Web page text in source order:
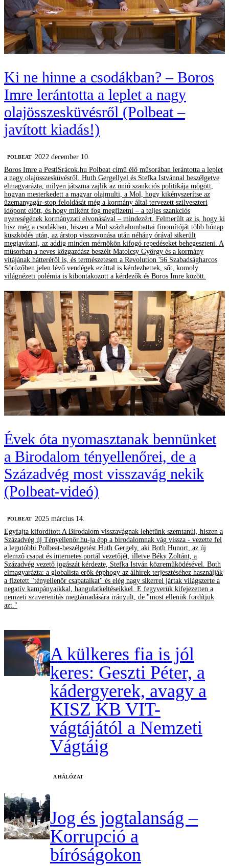
Ki ne hinne a csodákban? – Boros
Imre lerántotta a leplet a nagy
olajösszesküvésről (Polbeat –
javított kiadás!)
‎POLBEAT 2022 december 10.
Boros Imre a PestiSrácok.hu Polbeat című élő műsorában lerántotta a leplet
a nagy olajösszesküvésről. Huth Gergellyel és Stefka Istvánnal beszélgetve
elmagyarázta, milyen játszma zajlik az unió szankciós politikája mögött,
hogyan mesterkedett a magyar olajmulti, a Mol, hogy kikényszerítse az
üzemanyagár-stop feloldását még a kormány által tervezett szilveszteri
időpont előtt, és hogy miként fog megfizetni – a teljes szankciós
nyereségének kormányzati elvonásával – mindezért. Felmerült az is, hogy ki
hisz még a csodákban, hiszen a Mol százhalombattai finomítóját több hónap
küszködés után, az árstop visszavonása után néhány órával sikerült
megjavítani, az addig minden mérnökön kifogó repedéseket behegeszteni. A
műsorban a neves közgazdász beszélt Matolcsy György és a kormány
vitájának hátteréről is, és természetesen a Revolution '56 Szabadságharcos
Sörözőben jelen lévő vendégek ezúttal is kérdezhettek, sőt, komoly
világnézeti polémia is kibontakozott a kérdezők és Boros Imre között.
Évek óta nyomasztanak bennünket
a Birodalom tényellenőrei, de a
Századvég most visszavág nekik
(Polbeat-videó)
‎POLBEAT
2025 március 14.
Egyfajta kifordított A Birodalom visszavágnak lehetünk szemtanúi, hiszen a
Századvég új Tényellenőr.hu-ja épp a birodalomnak vág vissza - vezette fel
a legutóbbi Polbeat-beszélgetést Huth Gergely, aki Both Hunort, az új
elemző csapat és internetes portál vezetőjét, illetve Béky Zoltánt, a
Századvég vezető jogászát kérdezte, Stefka István közreműködésével. Both
elmagyarázta: a globalista erők épphogy az álhírek terjesztéséhez használják
a fizetett "tényellenőr csapataikat" és elég nagy sikerrel jártak világszerte a
negatív kampányaikkal, hangulatkeltéseikkel. E fegyverük kifejezetten a
nemzeti szuverenitás megtámadására irányult, de "most ellenük fordítjuk
azt."
A külkeres fia is jól
keres: Geszti Péter, a
kádergyerek, avagy a
KISZ KB VIT-
vágtájától a Nemzeti
Vágtáig
A HÁLÓZAT
Jog és jogtalanság –
Korrupció a
bíróságokon